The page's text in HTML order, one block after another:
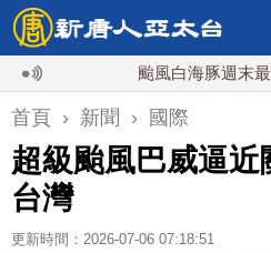
颱風白海豚週末最接近
首頁 › 新聞 › 國際
超級颱風巴威逼
台灣
更新時間：2026-07-06 07:18:51